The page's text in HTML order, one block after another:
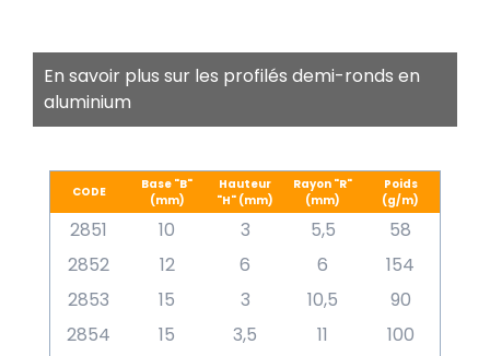
En savoir plus sur les profilés demi-ronds en
aluminium
CODE
Base "B"
(mm)
Hauteur
"H" (mm)
Rayon "R"
(mm)
Poids
(g/m)
2851 10 3 5,5
58
2852
12 6 6
154
2853
15 3 10,5
90
2854
15 3,5 11
100